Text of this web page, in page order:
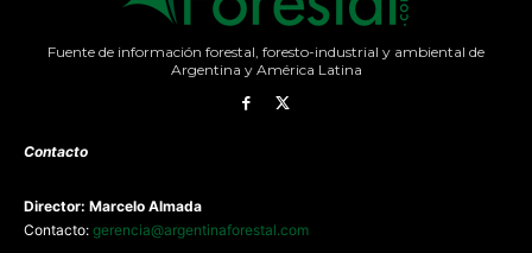
Fuente de información forestal, foresto-industrial y ambiental de
Argentina y América Latina
Contacto
Director: Marcelo Almada
Contacto: gerencia@argentinaforestal.com